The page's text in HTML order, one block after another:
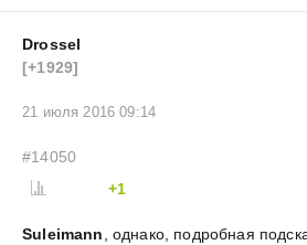
Drossel
[+1929]
21 июля 2016 09:14
#14050
+1
Suleimann, однако, подробная